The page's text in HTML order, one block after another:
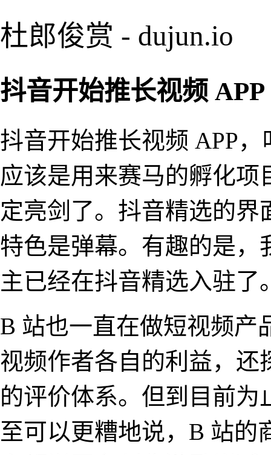
杜郎俊赏 - dujun.io
抖音开始推长视频
抖音开始推长视频 APP，
应该是用来赛马的孵化项
定亮剑了。抖音精选的
特色是弹幕。有趣的是，
主已经在抖音精选入驻了
B 站也一直在做短视频产
视频作者各自的利益，还
的评价体系。但到目前
至可以更糟地说，B 站的